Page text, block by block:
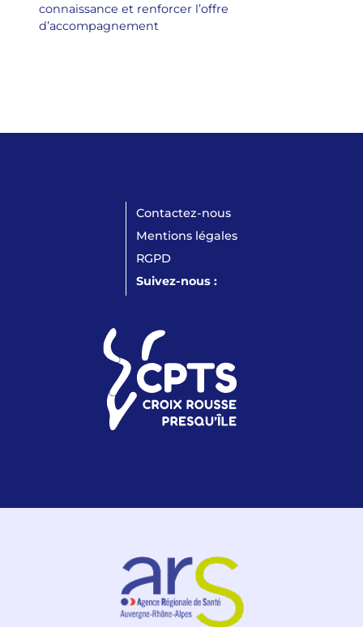
connaissance et renforcer l’offre
d’accompagnement
Contactez-nous
Mentions légales
RGPD
Suivez-nous :